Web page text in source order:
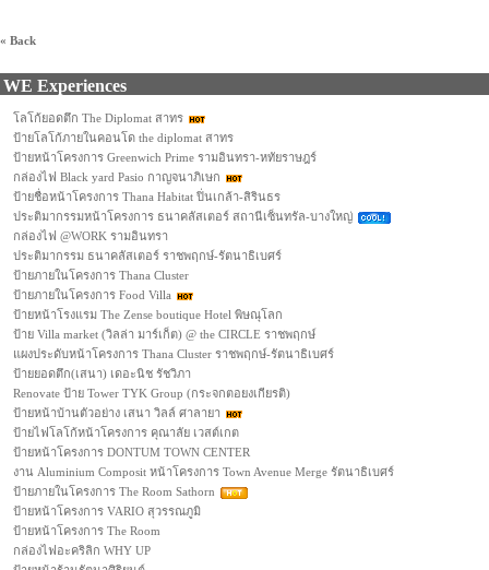
« Back
WE Experiences
โลโก้ยอดตึก The Diplomat สาทร
ป้ายโลโก้ภายในคอนโด the diplomat สาทร
ป้ายหน้าโครงการ Greenwich Prime รามอินทรา-หทัยราษฎร์
กล่องไฟ Black yard Pasio กาญจนาภิเษก
ป้ายชื่อหน้าโครงการ Thana Habitat ปิ่นเกล้า-สิรินธร
ประติมากรรมหน้าโครงการ ธนาคลัสเตอร์ สถานีเซ็นทรัล-บางใหญ่
กล่องไฟ @WORK รามอินทรา
ประติมากรรม ธนาคลัสเตอร์ ราชพฤกษ์-รัตนาธิเบศร์
ป้ายภายในโครงการ Thana Cluster
ป้ายภายในโครงการ Food Villa
ป้ายหน้าโรงแรม The Zense boutique Hotel พิษณุโลก
ป้าย Villa market (วิลล่า มาร์เก็ต) @ the CIRCLE ราชพฤกษ์
แผงประดับหน้าโครงการ Thana Cluster ราชพฤกษ์-รัตนาธิเบศร์
ป้ายยอดตึก(เสนา) เดอะนิช รัชวิภา
Renovate ป้าย Tower TYK Group (กระจกตอยงเกียรติ)
ป้ายหน้าบ้านตัวอย่าง เสนา วิลล์ ศาลายา
ป้ายไฟโลโก้หน้าโครงการ คุณาลัย เวสต์เกต
ป้ายหน้าโครงการ DONTUM TOWN CENTER
งาน Aluminium Composit หน้าโครงการ Town Avenue Merge รัตนาธิเบศร์
ป้ายภายในโครงการ The Room Sathorn
ป้ายหน้าโครงการ VARIO สุวรรณภูมิ
ป้ายหน้าโครงการ The Room
กล่องไฟอะคริลิก WHY UP